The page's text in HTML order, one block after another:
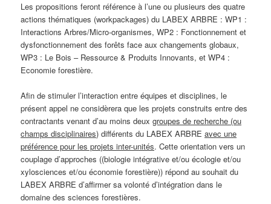
Les propositions feront référence à l’une ou plusieurs des quatre
actions thématiques (workpackages) du LABEX ARBRE : WP1 :
Interactions Arbres/Micro-organismes, WP2 : Fonctionnement et
dysfonctionnement des forêts face aux changements globaux,
WP3 : Le Bois – Ressource & Produits Innovants, et WP4 :
Economie forestière.
Afin de stimuler l’interaction entre équipes et disciplines, le
présent appel ne considèrera que les projets construits entre des
contractants venant d’au moins deuxgroupes de recherche (ou
champs disciplinaires) différents du LABEX ARBREavec une
préférence pour les projets inter-unités. Cette orientation vers un
couplage d’approches ((biologie intégrative et/ou écologie et/ou
xylosciences et/ou économie forestière)) répond au souhait du
LABEX ARBRE d’affirmer sa volonté d’intégration dans le
domaine des sciences forestières.